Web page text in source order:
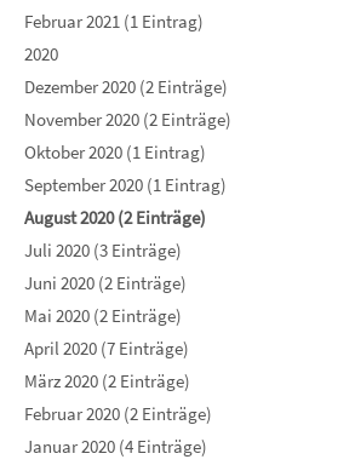
Februar 2021 (1 Eintrag)
2020
Dezember 2020 (2 Einträge)
November 2020 (2 Einträge)
Oktober 2020 (1 Eintrag)
September 2020 (1 Eintrag)
August 2020 (2 Einträge)
Juli 2020 (3 Einträge)
Juni 2020 (2 Einträge)
Mai 2020 (2 Einträge)
April 2020 (7 Einträge)
März 2020 (2 Einträge)
Februar 2020 (2 Einträge)
Januar 2020 (4 Einträge)